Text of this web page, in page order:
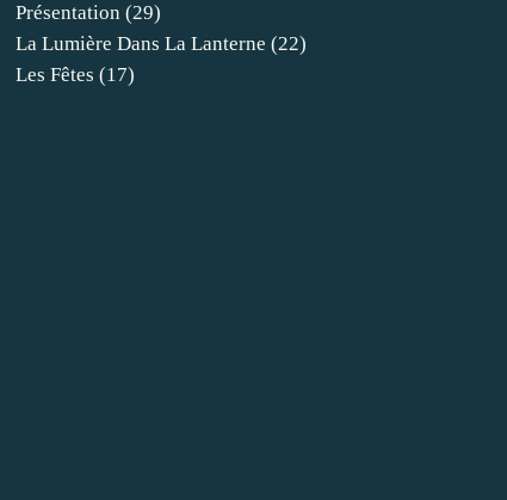
Présentation (29)
La Lumière Dans La Lanterne (22)
Les Fêtes (17)